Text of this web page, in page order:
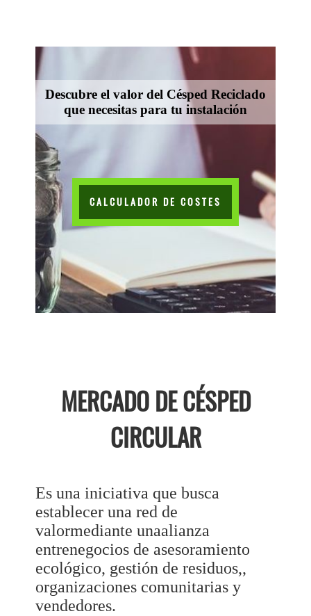
Descubre el valor del Césped Reciclado
que necesitas para tu instalación
CALCULADOR DE COSTES
MERCADO DE CÉSPED
CIRCULAR
Es una iniciativa que busca
establecer una red de
valormediante unaalianza
entrenegocios de asesoramiento
ecológico, gestión de residuos,,
organizaciones comunitarias y
vendedores.